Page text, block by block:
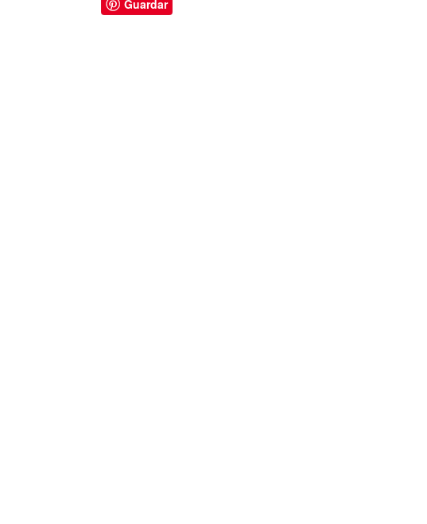
Guardar